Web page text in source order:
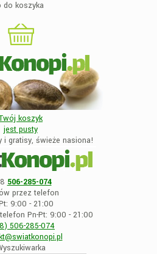
do koszyka
koszyk
jest pusty
i gratisy, świeże nasiona!
506-285-074
przez telefon
9:00 - 21:00
Pn-Pt: 9:00 - 21:00
506-285-074
.pl